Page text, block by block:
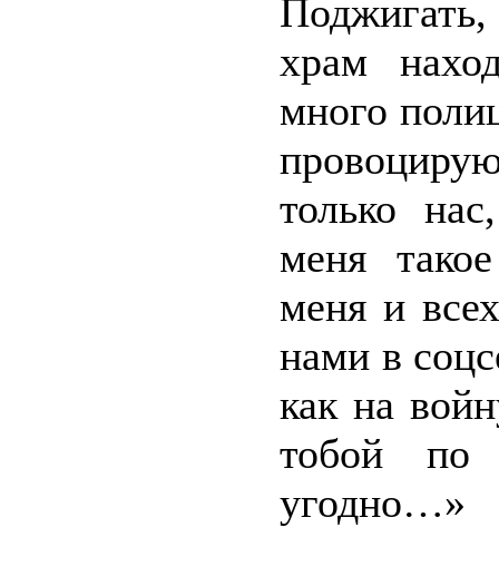
Поджигать,
храм
много
только
меня
меня и
нами в
как на
тобой по
угодно…»